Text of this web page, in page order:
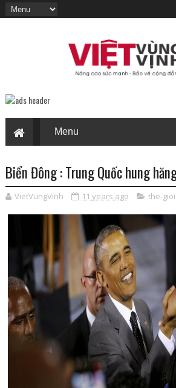
Biển Đông : Trung Quốc hung
VietVungVinh 11 years ago the-gioi